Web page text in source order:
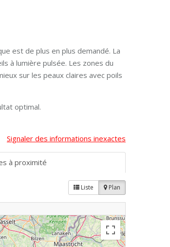
est de plus en plus demandé. La
à lumière pulsée. Les zones du
sur les peaux claires avec poils
optimal.
Signaler des informations inexactes
à proximité
Liste Plan